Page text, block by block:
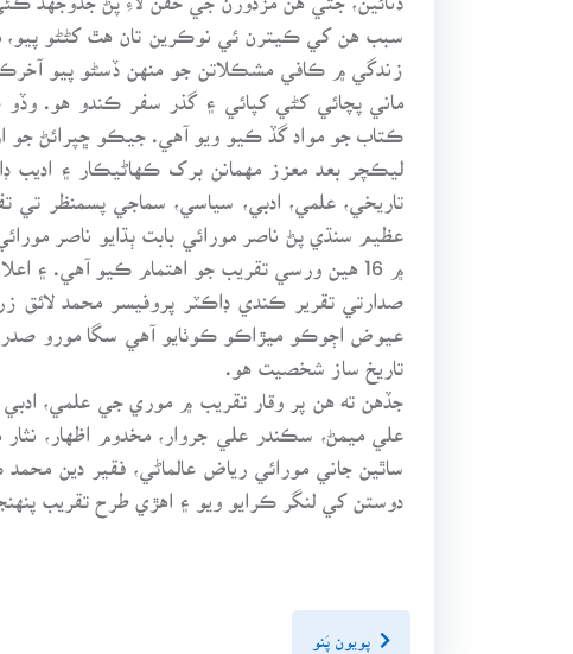
سبب هن کي ڪيترن ئي نوڪرين تان هٿ کڻڻو
زندگي ۾ ڪافي مشڪلاتن جو منهن ڏسڻو پيو
ماني پچائي کڻي کپائي ۽ گذر سفر ڪندو هو.
ڪتاب جو مواد گڏ ڪيو ويو آهي. جيڪو ڇپرائڻ جو
ليڪچر بعد معزز مهمانن برک ڪهاڻيڪار ۽ اديب
تاريخي، علمي، ادبي، سياسي، سماجي پسمنظر
عظيم سنڌي پڻ ناصر مورائي بابت ٻڌايو ناصر
صدارتي تقرير ڪندي ڊاڪٽر پروفيسر محمد
عيوض اڄوڪو ميڙاڪو ڪوٺايو آهي سگا مورو صدر
تاريخ ساز شخصيت هو.
جڏهن ته هن پر وقار تقريب ۾ موري جي علمي،
علي ميمڻ، سڪندر علي جروار، مخدوم اظهار،
ساٿين جاني مورائي رياض عالماڻي، فقير دين
دوستن کي لنگر ڪرايو ويو ۽ اهڙي طرح تقريب
پويون پَنو